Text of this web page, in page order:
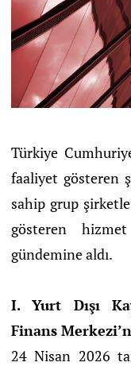
Türkiye
faaliyet gösteren
sahip grup
gösteren
gündemine aldı.
I. Yurt Dışı
Finans
24 Nisan 2026